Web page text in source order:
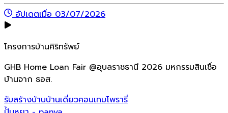
อัปเดตเมื่อ 03/07/2026
โครงการบ้านศิริทรัพย์
GHB Home Loan Fair @อุบลราชธานี 2026 มหกรรมสินเชื่อ
บ้านจาก ธอส.
รับสร้างบ้านบ้านเดี่ยวคอนเทมโพรารี่